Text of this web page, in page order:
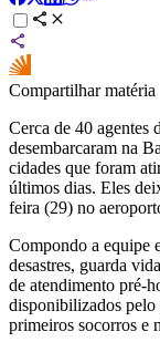
Compartilhar matéria
Cerca de 40 agentes
desembarcaram na
cidades que foram
últimos dias. Eles
feira (29) no
Compondo a equipe
desastres, guarda
de atendimento pré-
disponibilizados pelo
primeiros socorros e